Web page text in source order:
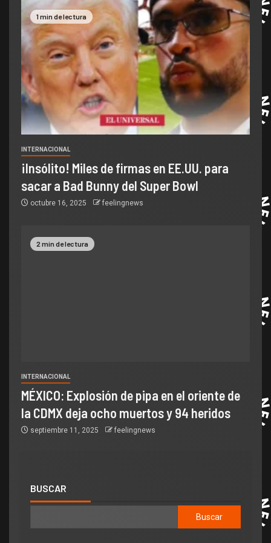
1 min de lectura
INTERNACIONAL
¡Insólito! Miles de firmas en EE.UU. para
sacar a Bad Bunny del Super Bowl
octubre 16, 2025 feelingnews
2 min de lectura
INTERNACIONAL
MÉXICO: Explosión de pipa en el oriente de
la CDMX deja ocho muertos y 94 heridos
septiembre 11, 2025 feelingnews
BUSCAR
Buscar